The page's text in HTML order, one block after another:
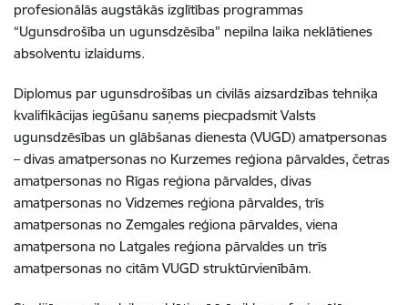
profesionālās augstākās izglītības programmas
“Ugunsdrošība un ugunsdzēsība” nepilna laika neklātienes
absolventu izlaidums.
Diplomus par ugunsdrošības un civilās aizsardzības tehniķa
kvalifikācijas iegūšanu saņems piecpadsmit Valsts
ugunsdzēsības un glābšanas dienesta (VUGD) amatpersonas
– divas amatpersonas no Kurzemes reģiona pārvaldes, četras
amatpersonas no Rīgas reģiona pārvaldes, divas
amatpersonas no Vidzemes reģiona pārvaldes, trīs
amatpersonas no Zemgales reģiona pārvaldes, viena
amatpersona no Latgales reģiona pārvaldes un trīs
amatpersonas no citām VUGD struktūrvienībām.